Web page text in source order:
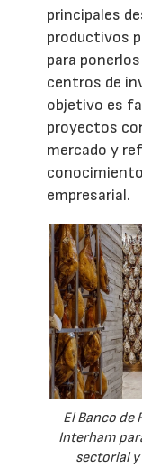
principales
productivos
para
centros de
objetivo es
proyectos
mercado y
empresarial.
El Banco de
Interham
sectorial y